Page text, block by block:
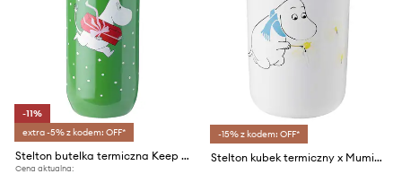
-11%
extra -5% z kodem: OFF*
Stelton butelka termiczna Keep Cool x Moomin 750 ml
Cena aktualna:
-15% z kodem: OFF*
Stelton kubek termiczny x Muminki 200 ml